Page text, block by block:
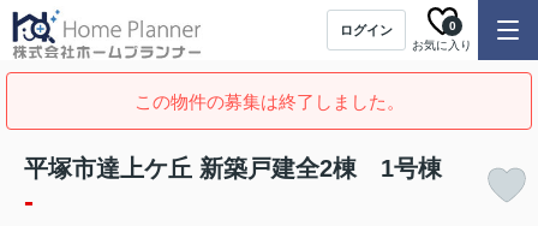
ログイン
お気に入り
0
この物件の募集は終了しました。
平塚市達上ケ丘 新築戸建全2棟 1号棟
-